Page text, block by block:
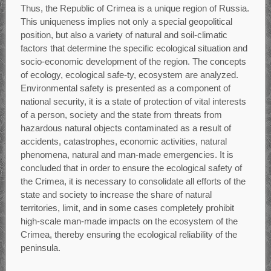
Thus, the Republic of Crimea is a unique region of Russia.
This uniqueness implies not only a special geopolitical
position, but also a variety of natural and soil-climatic
factors that determine the specific ecological situation and
socio-economic development of the region. The concepts
of ecology, ecological safe-ty, ecosystem are analyzed.
Environmental safety is presented as a component of
national security, it is a state of protection of vital interests
of a person, society and the state from threats from
hazardous natural objects contaminated as a result of
accidents, catastrophes, economic activities, natural
phenomena, natural and man-made emergencies. It is
concluded that in order to ensure the ecological safety of
the Crimea, it is necessary to consolidate all efforts of the
state and society to increase the share of natural
territories, limit, and in some cases completely prohibit
high-scale man-made impacts on the ecosystem of the
Crimea, thereby ensuring the ecological reliability of the
peninsula.